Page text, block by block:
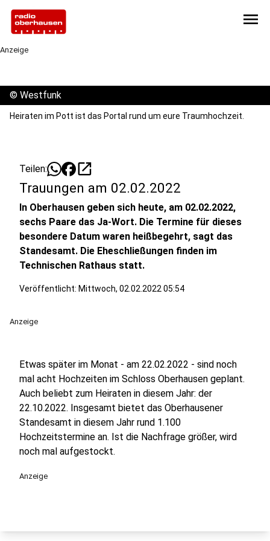
menu
Anzeige
© Westfunk
Heiraten im Pott ist das Portal rund um eure Traumhochzeit.
Teilen: open_in_new
Trauungen am 02.02.2022
In Oberhausen geben sich heute, am 02.02.2022,
sechs Paare das Ja-Wort. Die Termine für dieses
besondere Datum waren heißbegehrt, sagt das
Standesamt. Die Eheschließungen finden im
Technischen Rathaus statt.
Veröffentlicht: Mittwoch, 02.02.2022 05:54
Anzeige
Etwas später im Monat - am 22.02.2022 - sind noch
mal acht Hochzeiten im Schloss Oberhausen geplant.
Auch beliebt zum Heiraten in diesem Jahr: der
22.10.2022. Insgesamt bietet das Oberhausener
Standesamt in diesem Jahr rund 1.100
Hochzeitstermine an. Ist die Nachfrage größer, wird
noch mal aufgestockt.
Anzeige